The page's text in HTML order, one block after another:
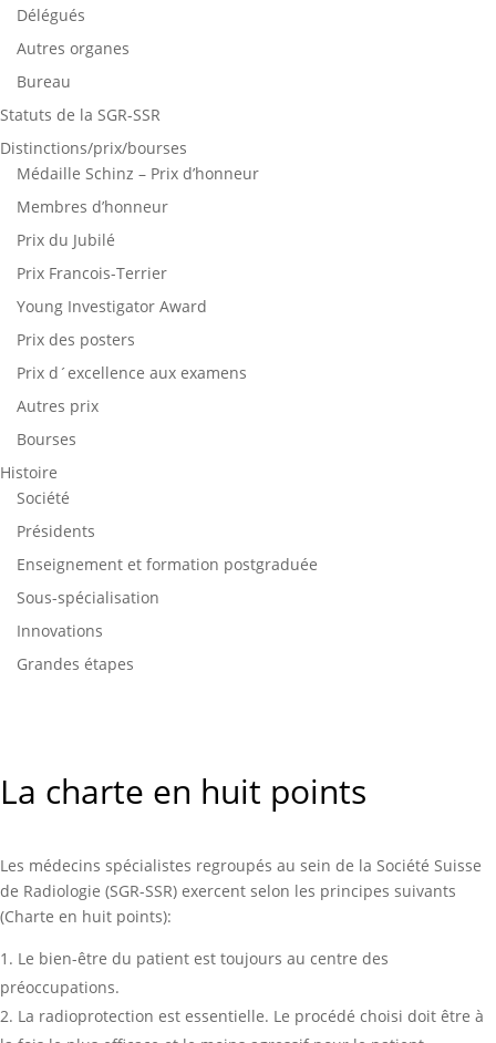
Délégués
Autres organes
Bureau
Statuts de la SGR-SSR
Distinctions/prix/bourses
Médaille Schinz – Prix d’honneur
Membres d’honneur
Prix du Jubilé
Prix Francois-Terrier
Young Investigator Award
Prix des posters
Prix d´excellence aux examens
Autres prix
Bourses
Histoire
Société
Présidents
Enseignement et formation postgraduée
Sous-spécialisation
Innovations
Grandes étapes
La charte en huit points
Les médecins spécialistes regroupés au sein de la Société Suisse
de Radiologie (SGR-SSR) exercent selon les principes suivants
(Charte en huit points):
Le bien-être du patient est toujours au centre des
préoccupations.
La radioprotection est essentielle. Le procédé choisi doit être à